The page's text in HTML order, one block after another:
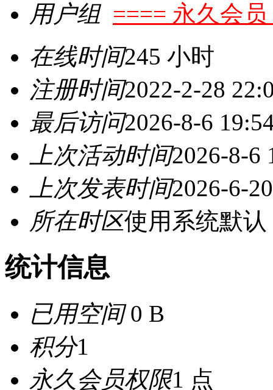
用户组 ==== 永久会员
在线时间245 小时
注册时间2022-2-28
最后访问2026-8-6
上次活动时间2026-8-6
上次发表时间2026-6-
所在时区使用系统默认
统计信息
已用空间0 B
积分1
永久会员权限1 点